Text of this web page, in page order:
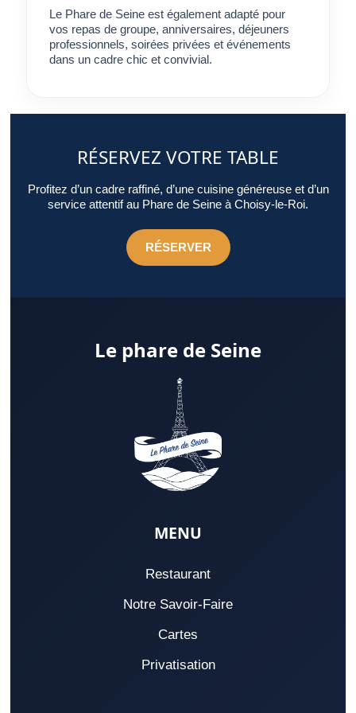
Le Phare de Seine est également adapté pour
vos repas de groupe, anniversaires, déjeuners
professionnels, soirées privées et événements
dans un cadre chic et convivial.
RÉSERVEZ VOTRE TABLE
Profitez d’un cadre raffiné, d’une cuisine généreuse et d’un
service attentif au Phare de Seine à Choisy-le-Roi.
RÉSERVER
Le phare de Seine
MENU
Restaurant
Notre Savoir-Faire
Cartes
Privatisation